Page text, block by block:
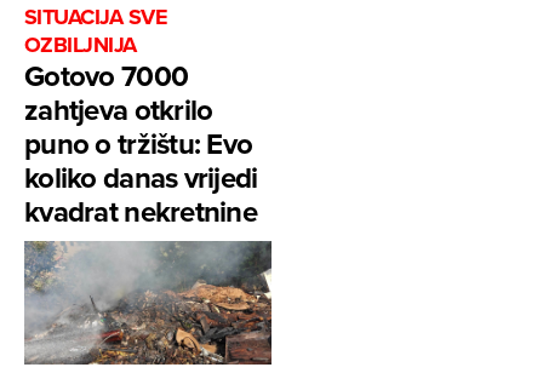
SITUACIJA SVE
OZBILJNIJA
Gotovo 7000
zahtjeva otkrilo
puno o tržištu: Evo
koliko danas vrijedi
kvadrat nekretnine